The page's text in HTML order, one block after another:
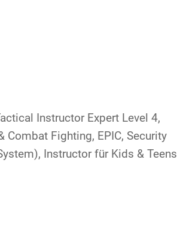
Instructor Expert Level 4,
Combat Fighting, EPIC, Security
Instructor für Kids & Teens